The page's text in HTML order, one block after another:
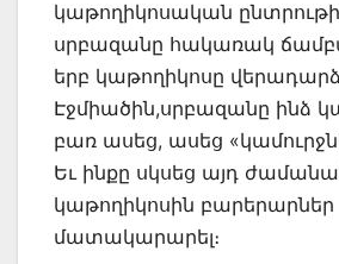
կաթողիկոսական
սրբազանը հակառակ
երբ կաթողիկոսը
Էջմիածին,սրբազանը ինձ
բառ ասեց, ասեց
Եւ ինքը սկսեց այդ
կաթողիկոսին բարերարներ
մատակարարել։